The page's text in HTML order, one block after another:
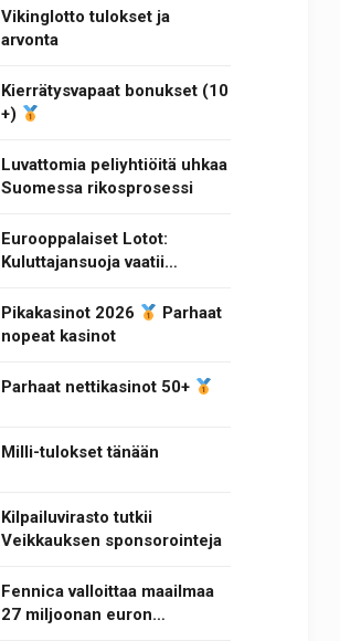
Vikinglotto tulokset ja
arvonta
Kierrätysvapaat bonukset (10
+)
Luvattomia peliyhtiöitä uhkaa
Suomessa rikosprosessi
Eurooppalaiset Lotot:
Kuluttajansuoja vaatii…
Pikakasinot 2026
Parhaat
nopeat kasinot
Parhaat nettikasinot 50+
Milli-tulokset tänään
Kilpailuvirasto tutkii
Veikkauksen sponsorointeja
Fennica valloittaa maailmaa
27 miljoonan euron…